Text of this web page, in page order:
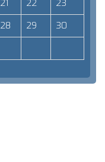
21 22
23
28 29
30